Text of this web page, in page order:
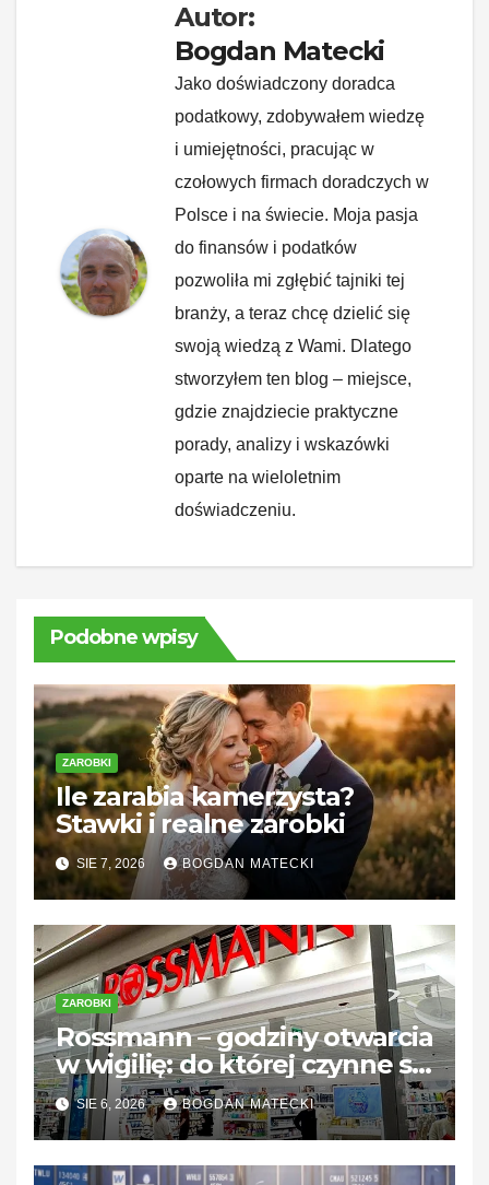
Autor:
Bogdan Matecki
Jako doświadczony doradca
podatkowy, zdobywałem wiedzę
i umiejętności, pracując w
czołowych firmach doradczych w
Polsce i na świecie. Moja pasja
do finansów i podatków
pozwoliła mi zgłębić tajniki tej
branży, a teraz chcę dzielić się
swoją wiedzą z Wami. Dlatego
stworzyłem ten blog – miejsce,
gdzie znajdziecie praktyczne
porady, analizy i wskazówki
oparte na wieloletnim
doświadczeniu.
Podobne wpisy
ZAROBKI
Ile zarabia kamerzysta?
Stawki i realne zarobki
SIE 7, 2026 BOGDAN MATECKI
ZAROBKI
Rossmann – godziny otwarcia
w wigilię: do której czynne są
sklepy?
SIE 6, 2026 BOGDAN MATECKI